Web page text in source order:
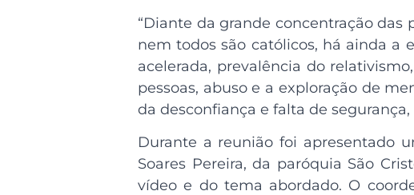
“Diante da grande concentração das
nem todos são católicos, há ainda a
acelerada, prevalência do
pessoas, abuso e a exploração de
da desconfiança e falta de
Durante a reunião foi apresentado
Soares Pereira, da paróquia São
vídeo e do tema abordado. O